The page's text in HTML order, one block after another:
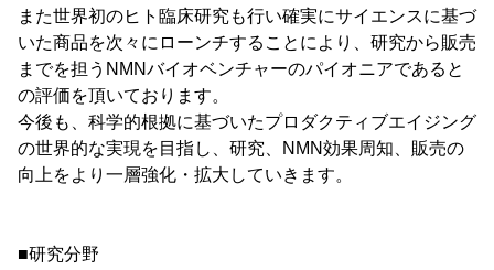
また世界初のヒト臨床研究も行い確実にサイエンスに基づ
いた商品を次々にローンチすることにより、研究から販売
までを担うNMNバイオベンチャーのパイオニアであると
の評価を頂いております。
今後も、科学的根拠に基づいたプロダクティブエイジング
の世界的な実現を目指し、研究、NMN効果周知、販売の
向上をより一層強化・拡大していきます。
■研究分野